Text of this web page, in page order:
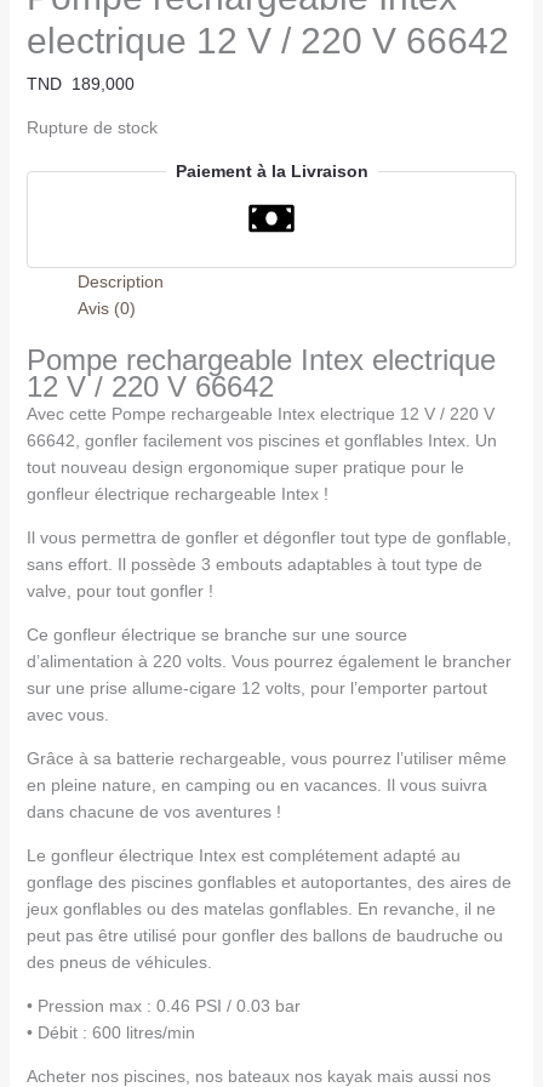
electrique 12 V / 220 V 66642
TND 189,000
Rupture de stock
Paiement à la Livraison
Description
Avis (0)
Pompe rechargeable Intex electrique
12 V / 220 V 66642
Avec cette Pompe rechargeable Intex electrique 12 V / 220 V
66642, gonfler facilement vos piscines et gonflables Intex. Un
tout nouveau design ergonomique super pratique pour le
gonfleur électrique rechargeable Intex !
Il vous permettra de gonfler et dégonfler tout type de gonflable,
sans effort. Il possède 3 embouts adaptables à tout type de
valve, pour tout gonfler !
Ce gonfleur électrique se branche sur une source
d’alimentation à 220 volts. Vous pourrez également le brancher
sur une prise allume-cigare 12 volts, pour l’emporter partout
avec vous.
Grâce à sa batterie rechargeable, vous pourrez l’utiliser même
en pleine nature, en camping ou en vacances. Il vous suivra
dans chacune de vos aventures !
Le gonfleur électrique Intex est complétement adapté au
gonflage des piscines gonflables et autoportantes, des aires de
jeux gonflables ou des matelas gonflables. En revanche, il ne
peut pas être utilisé pour gonfler des ballons de baudruche ou
des pneus de véhicules.
• Pression max : 0.46 PSI / 0.03 bar
• Débit : 600 litres/min
Acheter nos piscines, nos bateaux nos kayak mais aussi nos